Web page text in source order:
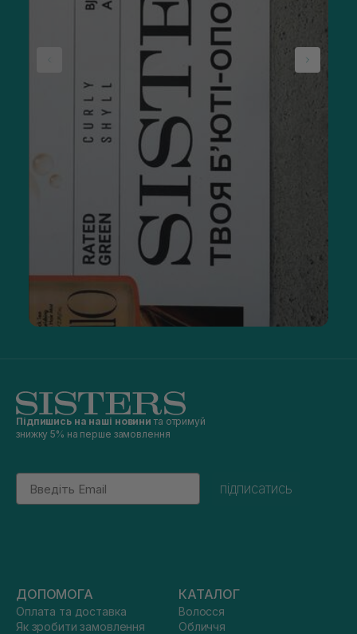
Підпишись на наші новини та отримуй
знижку 5% на перше замовлення
Email
підписатись
ДОПОМОГА
Оплата та доставка
Як зробити замовлення
КАТАЛОГ
Волосся
Обличчя